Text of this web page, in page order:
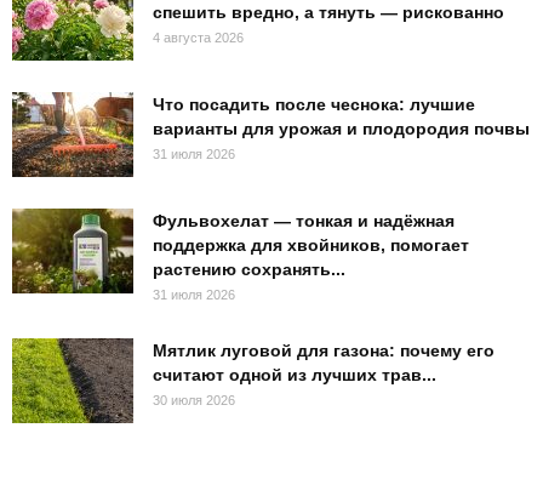
спешить вредно, а тянуть — рискованно
4 августа 2026
Что посадить после чеснока: лучшие
варианты для урожая и плодородия почвы
31 июля 2026
Фульвохелат — тонкая и надёжная
поддержка для хвойников, помогает
растению сохранять...
31 июля 2026
Мятлик луговой для газона: почему его
считают одной из лучших трав...
30 июля 2026